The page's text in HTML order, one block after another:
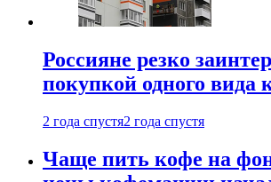
Россияне резко
покупкой одного вида
2 года спустя2 года спустя
Чаще пить кофе на